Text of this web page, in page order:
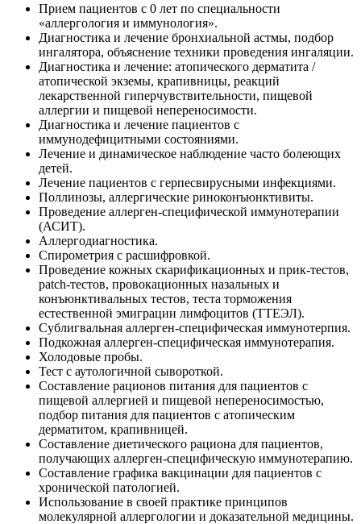
Прием пациентов с 0 лет по специальности
«аллергология и иммунология».
Диагностика и лечение бронхиальной астмы, подбор
ингалятора, объяснение техники проведения ингаляции.
Диагностика и лечение: атопического дерматита /
атопической экземы, крапивницы, реакций
лекарственной гиперчувствительности, пищевой
аллергии и пищевой непереносимости.
Диагностика и лечение пациентов с
иммунодефицитными состояниями.
Лечение и динамическое наблюдение часто болеющих
детей.
Лечение пациентов с герпесвирусными инфекциями.
Поллинозы, аллергические риноконъюнктивиты.
Проведение аллерген-специфической иммунотерапии
(АСИТ).
Аллергодиагностика.
Спирометрия с расшифровкой.
Проведение кожных скарификационных и прик-тестов,
patch-тестов, провокационных назальных и
конъюнктивальных тестов, теста торможения
естественной эмиграции лимфоцитов (ТТЕЭЛ).
Сублигвальная аллерген-специфическая иммунотерпия.
Подкожная аллерген-специфическая иммунотерапия.
Холодовые пробы.
Тест с аутологичной сывороткой.
Составление рационов питания для пациентов с
пищевой аллергией и пищевой непереносимостью,
подбор питания для пациентов с атопическим
дерматитом, крапивницей.
Составление диетического рациона для пациентов,
получающих аллерген-специфическую иммунотерапию.
Составление графика вакцинации для пациентов с
хронической патологией.
Использование в своей практике принципов
молекулярной аллергологии и доказательной медицины.